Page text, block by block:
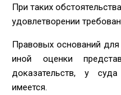
При таких
удовлетворении
Правовых оснований
иной оценки
доказательств, у
имеется.